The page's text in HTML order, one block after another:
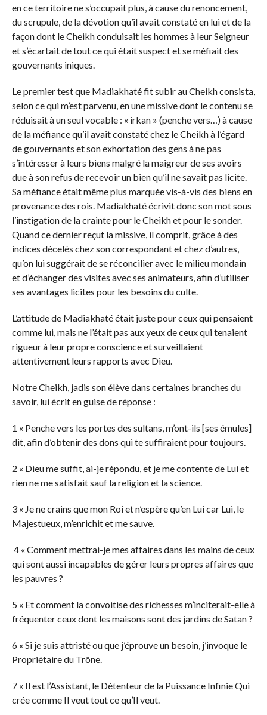
en ce territoire ne s’occupait plus, à cause du renoncement,
du scrupule, de la dévotion qu’il avait constaté en lui et de la
façon dont le Cheikh conduisait les hommes à leur Seigneur
et s’écartait de tout ce qui était suspect et se méfiait des
gouvernants iniques.
Le premier test que Madiakhaté fit subir au Cheikh consista,
selon ce qui m’est parvenu, en une missive dont le contenu se
réduisait à un seul vocable : « irkan » (penche vers…) à cause
de la méfiance qu’il avait constaté chez le Cheikh à l’égard
de gouvernants et son exhortation des gens à ne pas
s’intéresser à leurs biens malgré la maigreur de ses avoirs
due à son refus de recevoir un bien qu’il ne savait pas licite.
Sa méfiance était même plus marquée vis-à-vis des biens en
provenance des rois. Madiakhaté écrivit donc son mot sous
l’instigation de la crainte pour le Cheikh et pour le sonder.
Quand ce dernier reçut la missive, il comprit, grâce à des
indices décelés chez son correspondant et chez d’autres,
qu’on lui suggérait de se réconcilier avec le milieu mondain
et d’échanger des visites avec ses animateurs, afin d’utiliser
ses avantages licites pour les besoins du culte.
L’attitude de Madiakhaté était juste pour ceux qui pensaient
comme lui, mais ne l’était pas aux yeux de ceux qui tenaient
rigueur à leur propre conscience et surveillaient
attentivement leurs rapports avec Dieu.
Notre Cheikh, jadis son élève dans certaines branches du
savoir, lui écrit en guise de réponse :
1 « Penche vers les portes des sultans, m’ont-ils [ses émules]
dit, afin d’obtenir des dons qui te suffiraient pour toujours.
2 « Dieu me suffit, ai-je répondu, et je me contente de Lui et
rien ne me satisfait sauf la religion et la science.
3 « Je ne crains que mon Roi et n’espère qu’en Lui car Lui, le
Majestueux, m’enrichit et me sauve.
4 « Comment mettrai-je mes affaires dans les mains de ceux
qui sont aussi incapables de gérer leurs propres affaires que
les pauvres ?
5 « Et comment la convoitise des richesses m’inciterait-elle à
fréquenter ceux dont les maisons sont des jardins de Satan ?
6 « Si je suis attristé ou que j’éprouve un besoin, j’invoque le
Propriétaire du Trône.
7 « Il est l’Assistant, le Détenteur de la Puissance Infinie Qui
crée comme Il veut tout ce qu’Il veut.